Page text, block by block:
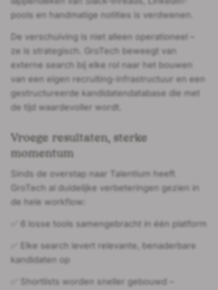
pools en handmatige notities is verdwenen.
De verschuiving is niet alleen operationeel –
ze is strategisch. GroTech beweegt van
externe search bij elke rol naar het bouwen
van een eigen recruiting-infrastructuur en een
gestructureerde kandidatendatabase die met
de tijd waardevoller wordt.
Vroege resultaten, sterke
momentum
Sinds de overstap naar Talentium heeft
GroTech al duidelijke verbeteringen gezien in
de hele workflow:
✅ 6 losse tools samengebracht in één platform
✅ Elke search levert relevante, benaderbare
kandidaten op
✅ Shortlists worden sneller gebouwd –